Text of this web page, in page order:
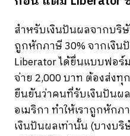
สำหรับเงินปันผลจากบริษั
ถูกหักภาษี 30% จากเงิน
Liberator ได้ยื่นแบบฟอร์
จ่าย 2,000 บาท ต้องส่ง
ยืนยันว่าคนที่รับเงินปันผ
อเมริกา ทำให้เราถูกหัก
เงินปันผลเท่านั้น (บางบ